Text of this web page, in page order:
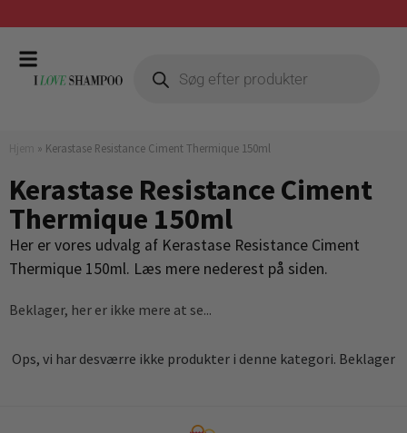
» Kerastase Resistance Ciment Thermique 150ml
Kerastase Resistance Ciment
Thermique 150ml
Her er vores udvalg af Kerastase Resistance Ciment
Thermique 150ml. Læs mere nederest på siden.
Beklager, her er ikke mere at se...
Ops, vi har desværre ikke produkter i denne kategori. Beklager